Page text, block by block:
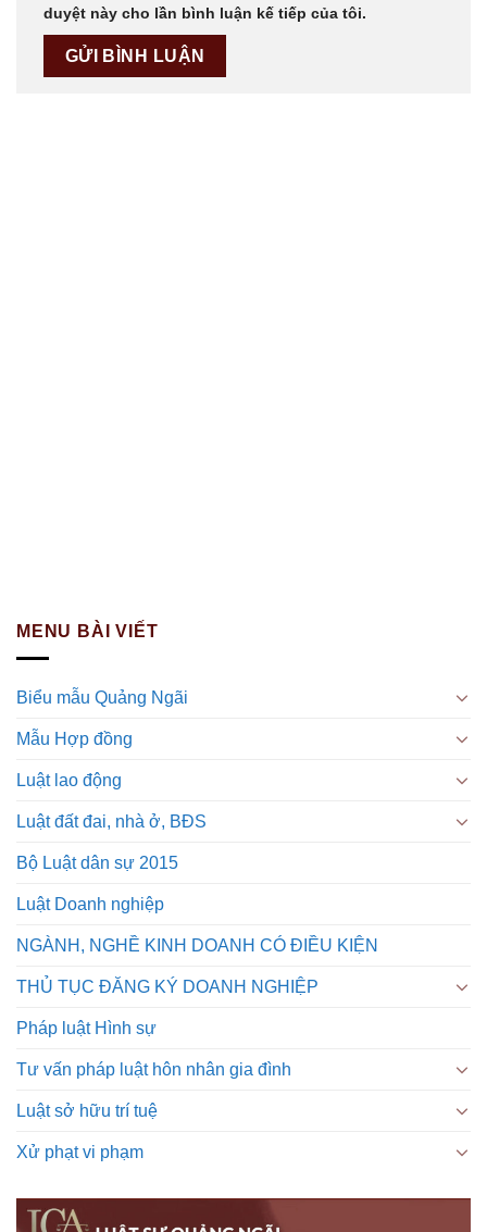
duyệt này cho lần bình luận kế tiếp của tôi.
MENU BÀI VIẾT
Biểu mẫu Quảng Ngãi
Mẫu Hợp đồng
Luật lao động
Luật đất đai, nhà ở, BĐS
Bộ Luật dân sự 2015
Luật Doanh nghiệp
NGÀNH, NGHỀ KINH DOANH CÓ ĐIỀU KIỆN
THỦ TỤC ĐĂNG KÝ DOANH NGHIỆP
Pháp luật Hình sự
Tư vấn pháp luật hôn nhân gia đình
Luật sở hữu trí tuệ
Xử phạt vi phạm